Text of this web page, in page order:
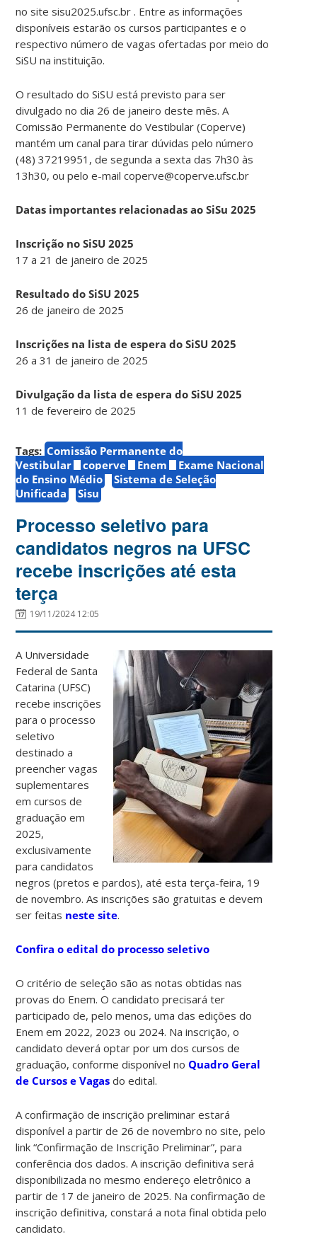
no site sisu2025.ufsc.br . Entre as informações
disponíveis estarão os cursos participantes e o
respectivo número de vagas ofertadas por meio do
SiSU na instituição.
O resultado do SiSU está previsto para ser
divulgado no dia 26 de janeiro deste mês. A
Comissão Permanente do Vestibular (Coperve)
mantém um canal para tirar dúvidas pelo número
(48) 37219951, de segunda a sexta das 7h30 às
13h30, ou pelo e-mail coperve@coperve.ufsc.br
Datas importantes relacionadas ao SiSu 2025
Inscrição no SiSU 2025
17 a 21 de janeiro de 2025
Resultado do SiSU 2025
26 de janeiro de 2025
Inscrições na lista de espera do SiSU 2025
26 a 31 de janeiro de 2025
Divulgação da lista de espera do SiSU 2025
11 de fevereiro de 2025
Tags: Comissão Permanente do
Vestibular
coperve Enem
Exame Nacional
do Ensino Médio
Sistema de Seleção
Unificada
Sisu
Processo seletivo para
candidatos negros na UFSC
recebe inscrições até esta
terça
19/11/2024 12:05
A Universidade
Federal de Santa
Catarina (UFSC)
recebe inscrições
para o processo
seletivo
destinado a
preencher vagas
suplementares
em cursos de
graduação em
2025,
exclusivamente
para candidatos
negros (pretos e pardos), até esta terça-feira, 19
de novembro. As inscrições são gratuitas e devem
ser feitas neste site.
Confira o edital do processo seletivo
O critério de seleção são as notas obtidas nas
provas do Enem. O candidato precisará ter
participado de, pelo menos, uma das edições do
Enem em 2022, 2023 ou 2024. Na inscrição, o
candidato deverá optar por um dos cursos de
graduação, conforme disponível noQuadro Geral
de Cursos e Vagas do edital.
A confirmação de inscrição preliminar estará
disponível a partir de 26 de novembro no site, pelo
link “Confirmação de Inscrição Preliminar”, para
conferência dos dados. A inscrição definitiva será
disponibilizada no mesmo endereço eletrônico a
partir de 17 de janeiro de 2025. Na confirmação de
inscrição definitiva, constará a nota final obtida pelo
candidato.